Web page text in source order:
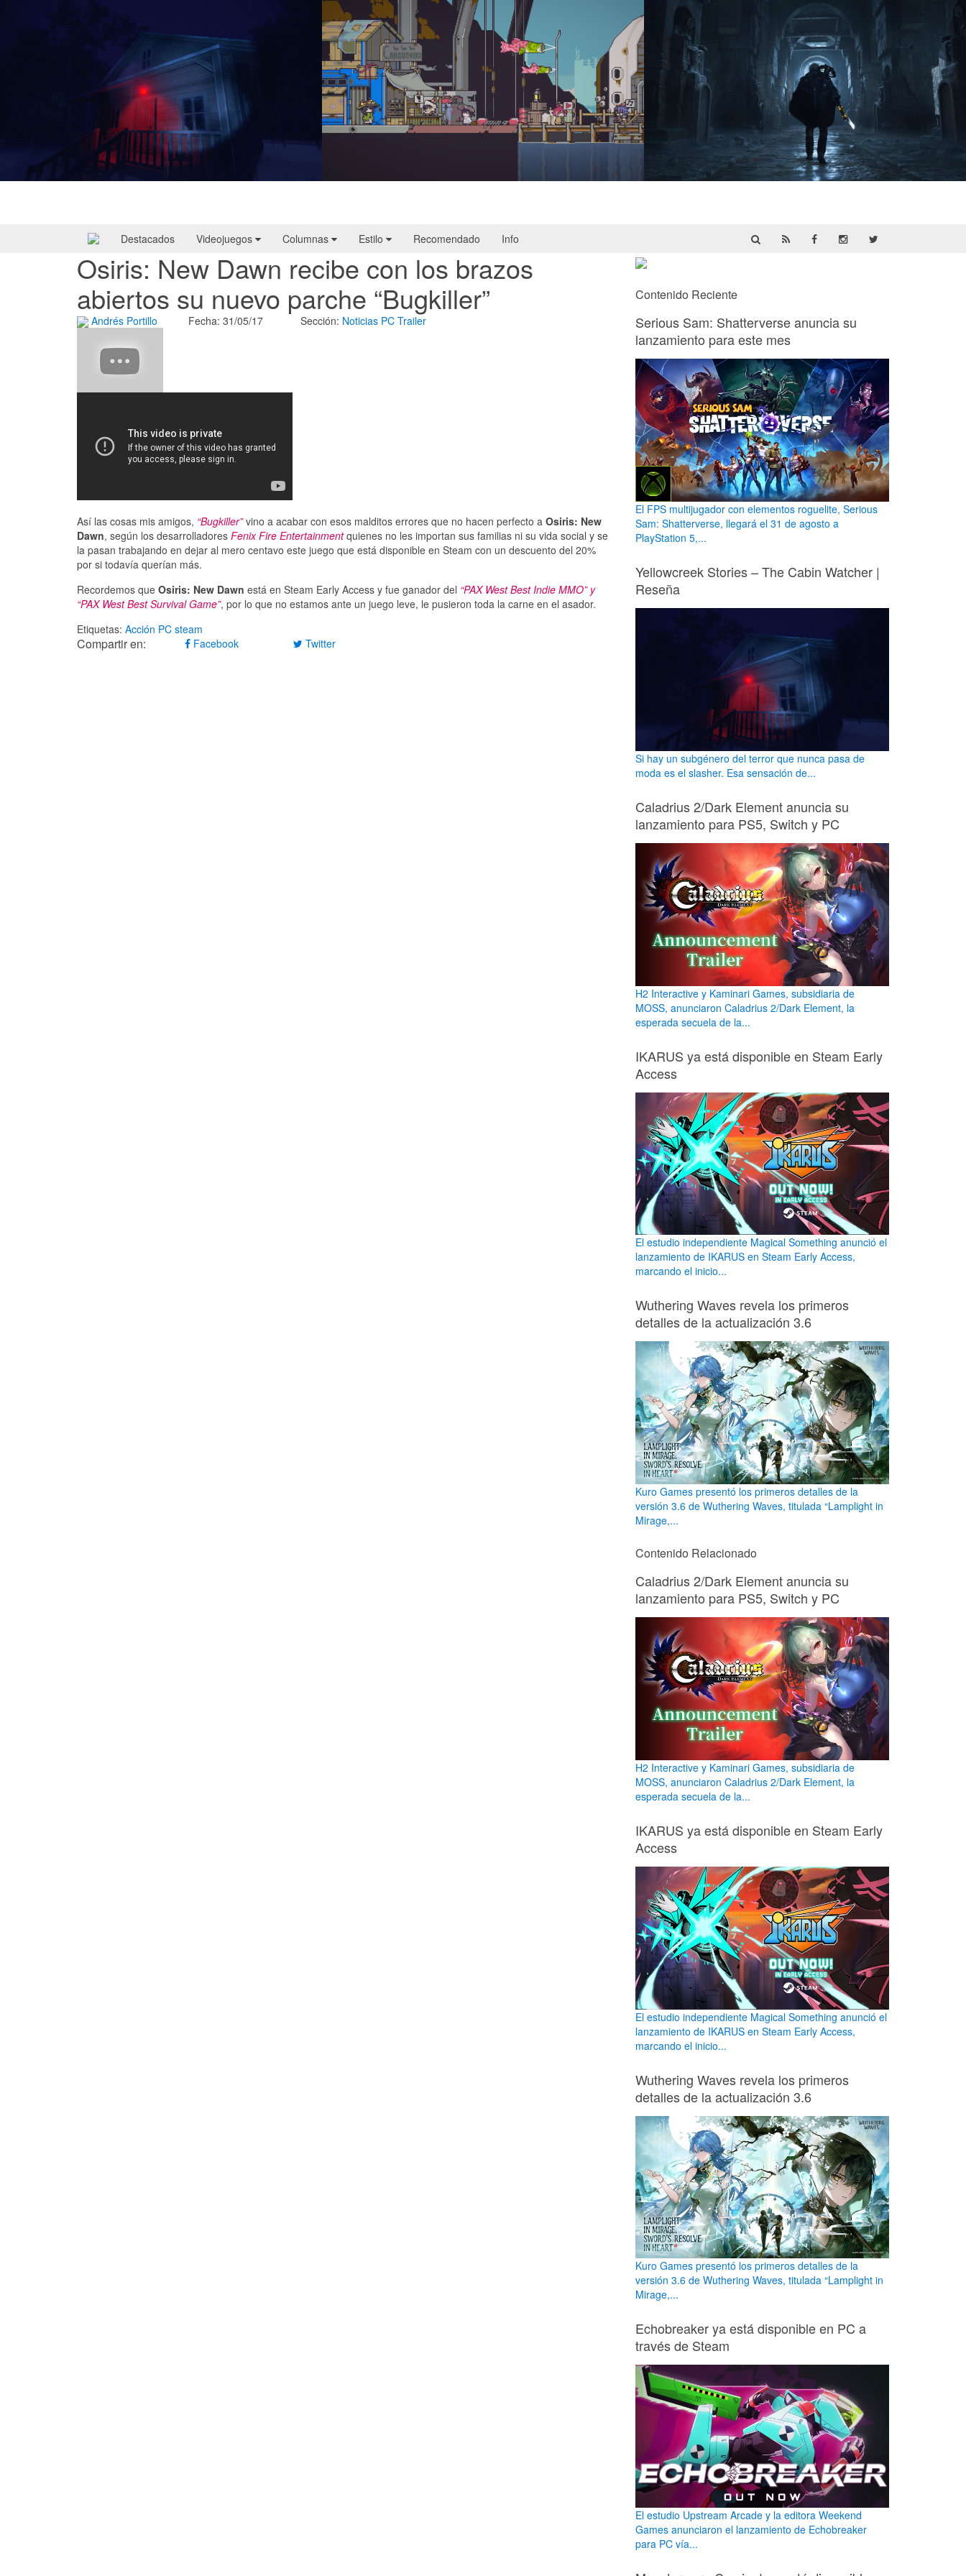
Destacados Videojuegos Columnas Estilo Recomendado Info
Osiris: New Dawn recibe con los brazos
abiertos su nuevo parche “Bugkiller”
Andrés Portillo Fecha: 31/05/17 Sección: Noticias PC Trailer
Así las cosas mis amigos, “Bugkiller”vino a acabar con esos malditos errores que no hacen perfecto a Osiris: New
Dawn, según los desarrolladores Fenix Fire Entertainmentquienes no les importan sus familias ni su vida social y se
la pasan trabajando en dejar al mero centavo este juego que está disponible en Steam con un descuento del 20%
por si todavía querían más.
Recordemos que Osiris: New Dawn está en Steam Early Access y fue ganador del “PAX West Best Indie MMO” y
“PAX West Best Survival Game”, por lo que no estamos ante un juego leve, le pusieron toda la carne en el asador.
Etiquetas: Acción PC steam
Compartir en: Facebook Twitter
Contenido Reciente
Serious Sam: Shatterverse anuncia su
lanzamiento para este mes
El FPS multijugador con elementos roguelite, Serious
Sam: Shatterverse, llegará el 31 de agosto a
PlayStation 5,...
Yellowcreek Stories – The Cabin Watcher |
Reseña
Si hay un subgénero del terror que nunca pasa de
moda es el slasher. Esa sensación de...
Caladrius 2/Dark Element anuncia su
lanzamiento para PS5, Switch y PC
H2 Interactive y Kaminari Games, subsidiaria de
MOSS, anunciaron Caladrius 2/Dark Element, la
esperada secuela de la...
IKARUS ya está disponible en Steam Early
Access
El estudio independiente Magical Something anunció el
lanzamiento de IKARUS en Steam Early Access,
marcando el inicio...
Wuthering Waves revela los primeros
detalles de la actualización 3.6
Kuro Games presentó los primeros detalles de la
versión 3.6 de Wuthering Waves, titulada “Lamplight in
Mirage,...
Contenido Relacionado
Caladrius 2/Dark Element anuncia su
lanzamiento para PS5, Switch y PC
H2 Interactive y Kaminari Games, subsidiaria de
MOSS, anunciaron Caladrius 2/Dark Element, la
esperada secuela de la...
IKARUS ya está disponible en Steam Early
Access
El estudio independiente Magical Something anunció el
lanzamiento de IKARUS en Steam Early Access,
marcando el inicio...
Wuthering Waves revela los primeros
detalles de la actualización 3.6
Kuro Games presentó los primeros detalles de la
versión 3.6 de Wuthering Waves, titulada “Lamplight in
Mirage,...
Echobreaker ya está disponible en PC a
través de Steam
El estudio Upstream Arcade y la editora Weekend
Games anunciaron el lanzamiento de Echobreaker
para PC vía...